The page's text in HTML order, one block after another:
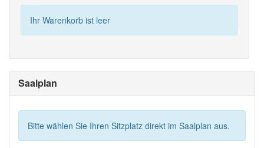
Ihr Warenkorb ist leer
Saalplan
Bitte wählen Sie Ihren Sitzplatz direkt im Saalplan aus.